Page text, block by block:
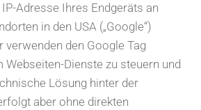
Adresse Ihres Endgeräts an
in den USA („Google“)
verwenden den Google Tag
Webseiten-Dienste zu steuern und
Lösung hinter der
aber ohne direkten